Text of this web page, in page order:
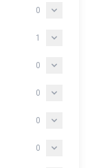
0
1
0
0
0
0